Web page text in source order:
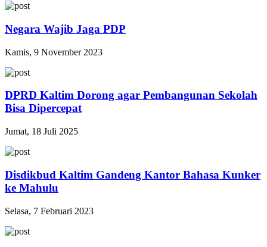
Negara Wajib Jaga PDP
Kamis, 9 November 2023
DPRD Kaltim Dorong agar Pembangunan Sekolah
Bisa Dipercepat
Jumat, 18 Juli 2025
Disdikbud Kaltim Gandeng Kantor Bahasa Kunker
ke Mahulu
Selasa, 7 Februari 2023